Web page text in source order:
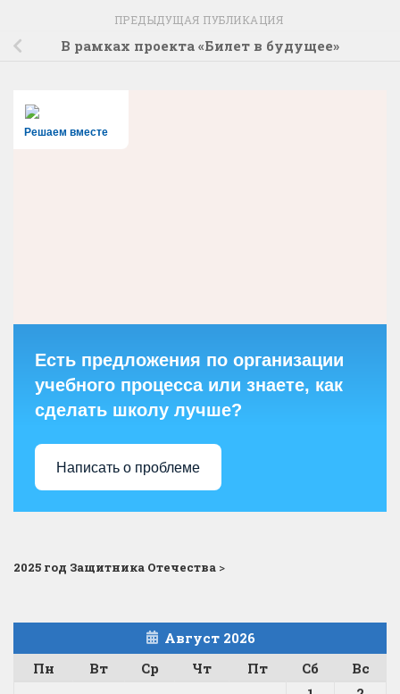
ПРЕДЫДУЩАЯ ПУБЛИКАЦИЯ
В рамках проекта «Билет в будущее»
Решаем вместе
Есть предложения по организации
учебного процесса или знаете, как
сделать школу лучше?
Написать о проблеме
2025 год Защитника Отечества >
Август 2026
Пн
Вт Ср Чт Пт Сб
Вс